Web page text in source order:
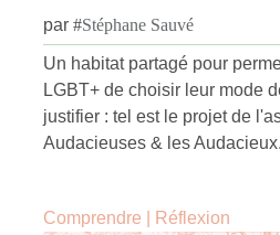
par #Stéphane Sauvé
Un habitat partagé pour
LGBT+ de choisir leur mode
justifier : tel est le projet de
Audacieuses & les Audacieux.
Comprendre Réflexion